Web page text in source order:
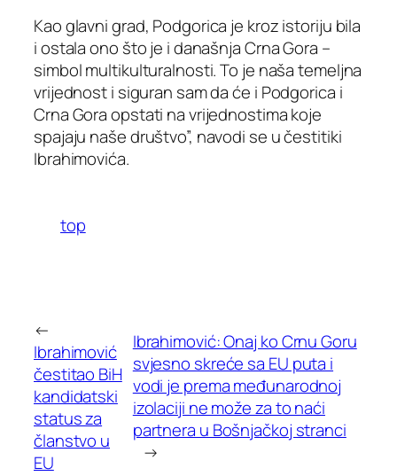
Kao glavni grad, Podgorica je kroz istoriju bila
i ostala ono što je i današnja Crna Gora –
simbol multikulturalnosti. To je naša temeljna
vrijednost i siguran sam da će i Podgorica i
Crna Gora opstati na vrijednostima koje
spajaju naše društvo”, navodi se u čestitiki
Ibrahimovića.
top
←
Ibrahimović
čestitao BiH
kandidatski
status za
članstvo u
EU
Ibrahimović: Onaj ko Crnu Goru
svjesno skreće sa EU puta i
vodi je prema međunarodnoj
izolaciji ne može za to naći
partnera u Bošnjačkoj stranci
→